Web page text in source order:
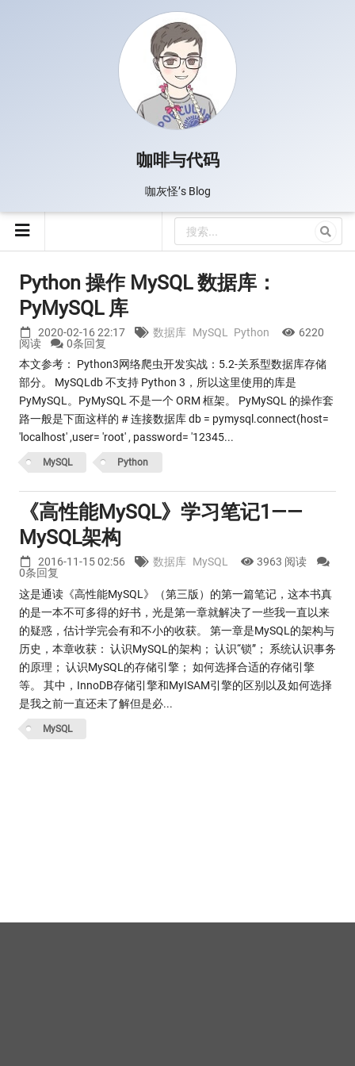
咖啡与代码
咖灰怪’s Blog
Python 操作 MySQL 数据库：
PyMySQL 库
2020-02-16 22:17 数据库 MySQL Python
6220
阅读
0条回复
本文参考： Python3网络爬虫开发实战：5.2-关系型数据库存储
部分。 MySQLdb 不支持 Python 3，所以这里使用的库是
PyMySQL。PyMySQL 不是一个 ORM 框架。 PyMySQL 的操作套
路一般是下面这样的 # 连接数据库 db = pymysql.connect(host=
'localhost' ,user= 'root' , password= '12345...
MySQL Python
《高性能MySQL》学习笔记1——
MySQL架构
2016-11-15 02:56 数据库 MySQL
3963 阅读
0条回复
这是通读《高性能MySQL》（第三版）的第一篇笔记，这本书真
的是一本不可多得的好书，光是第一章就解决了一些我一直以来
的疑惑，估计学完会有和不小的收获。 第一章是MySQL的架构与
历史，本章收获： 认识MySQL的架构； 认识“锁”； 系统认识事务
的原理； 认识MySQL的存储引擎； 如何选择合适的存储引擎
等。 其中，InnoDB存储引擎和MyISAM引擎的区别以及如何选择
是我之前一直还未了解但是必...
MySQL